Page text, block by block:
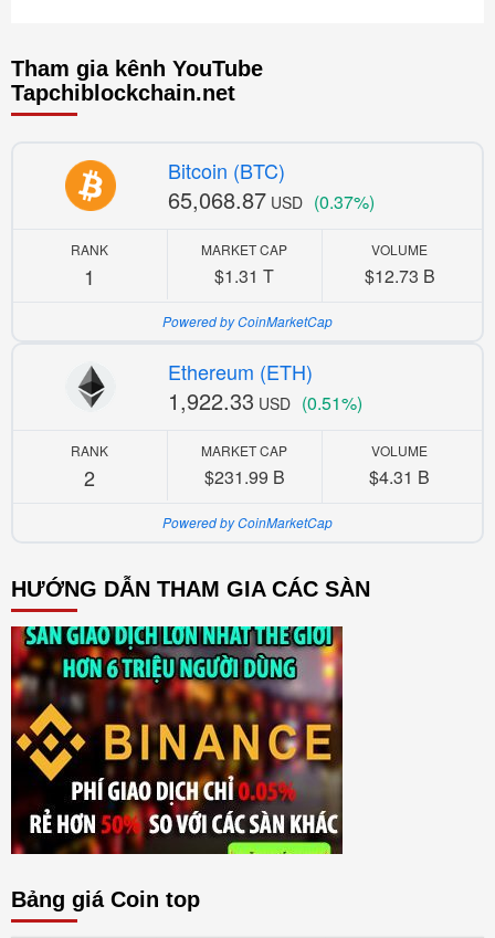
Tham gia kênh YouTube
Tapchiblockchain.net
Bitcoin (BTC)
65,068.87 USD (0.37%)
RANK
1
MARKET CAP
$1.31 T
VOLUME
$12.73 B
Powered by CoinMarketCap
Ethereum (ETH)
1,922.33 USD (0.51%)
RANK
2
MARKET CAP
$231.99 B
VOLUME
$4.31 B
Powered by CoinMarketCap
HƯỚNG DẪN THAM GIA CÁC SÀN
Bảng giá Coin top